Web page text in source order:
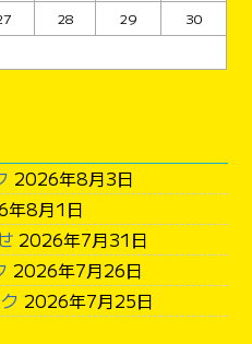
28 29
30
2026年8月3日
年8月1日
2026年7月31日
2026年7月26日
2026年7月25日